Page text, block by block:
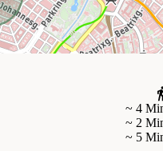
~ 4
~ 2
~ 5